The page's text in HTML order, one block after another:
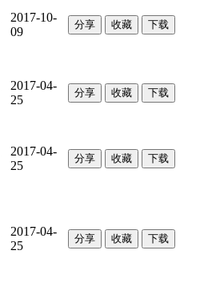
2017-10-
09
分享 收藏 下载
2017-04-
25
分享 收藏 下载
2017-04-
25
分享 收藏 下载
2017-04-
25
分享 收藏 下载